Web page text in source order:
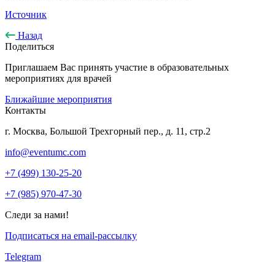
Источник
Назад
Поделиться
Приглашаем Вас принять участие в образовательных
мероприятиях для врачей
Ближайшие мероприятия
Контакты
г. Москва, Большой Трехгорный пер., д. 11, стр.2
info@eventumc.com
+7 (499) 130-25-20
+7 (985) 970-47-30
Следи за нами!
Подписаться на email-рассылку
Telegram